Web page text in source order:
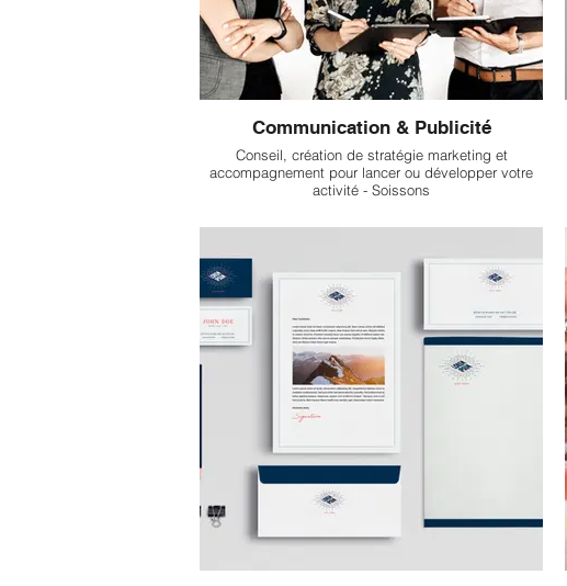
Communication & Publicité
Conseil, création de stratégie marketing et
accompagnement pour lancer ou développer votre
activité - Soissons